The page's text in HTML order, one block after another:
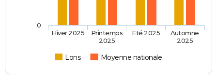
Lons Moyenne nationale
Hiver 2025
Printemps
2025
Eté 2025
Automne
2025
0